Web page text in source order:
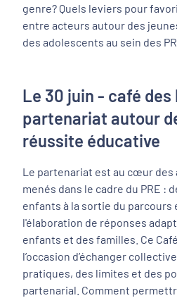
genre? Quels leviers pour
entre acteurs autour des
des adolescents au sein des
Le 30 juin - café des
partenariat autour
réussite éducative
Le partenariat est au cœur des
menés dans le cadre du PRE :
enfants à la sortie du parcours
l'élaboration de réponses
enfants et des familles. Ce
l’occasion d’échanger
pratiques, des limites et des
partenarial. Comment